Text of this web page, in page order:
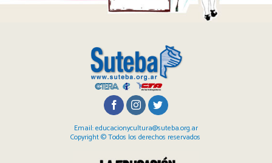
Email: educacionycultura@suteba.org.ar
Copyright © Todos los derechos reservados